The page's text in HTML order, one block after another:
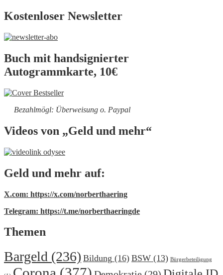
Kostenloser Newsletter
Buch mit handsignierter
Autogrammkarte, 10€
Bezahlmögl: Überweisung o. Paypal
Videos von „Geld und mehr“
Geld und mehr auf:
X.com: https://x.com/norberthaering
Telegram: https://t.me/norberthaeringde
Themen
Bargeld (236) Bildung (16) BSW (13) Bürgerbeteiligung